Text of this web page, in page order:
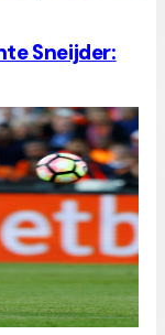
Sneijder: